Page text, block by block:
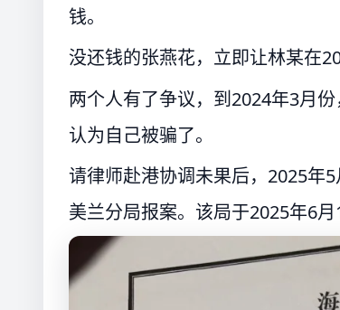
钱。
没还钱的张燕花，立即让林某在
两个人有了争议，到2024年3月
认为自己被骗了。
请律师赴港协调未果后，2025年
美兰分局报案。该局于2025年6